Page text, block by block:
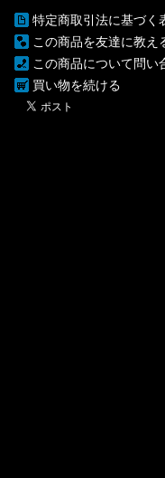
特定商取引法に基づく
この商品を友達に教え
この商品について問い
買い物を続ける